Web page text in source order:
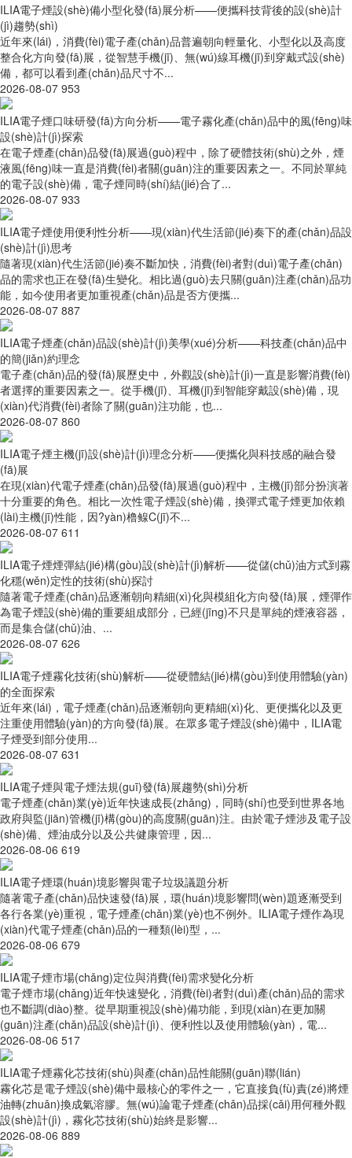
ILIA電子煙設(shè)備小型化發(fā)展分析——便攜科技背後的設(shè)計
(jì)趨勢(shì)
近年來(lái)，消費(fèi)電子產(chǎn)品普遍朝向輕量化、小型化以及高度
整合化方向發(fā)展，從智慧手機(jī)、無(wú)線耳機(jī)到穿戴式設(shè)
備，都可以看到產(chǎn)品尺寸不...
2026-08-07 953
ILIA電子煙口味研發(fā)方向分析——電子霧化產(chǎn)品中的風(fēng)味
設(shè)計(jì)探索
在電子煙產(chǎn)品發(fā)展過(guò)程中，除了硬體技術(shù)之外，煙
液風(fēng)味一直是消費(fèi)者關(guān)注的重要因素之一。不同於單純
的電子設(shè)備，電子煙同時(shí)結(jié)合了...
2026-08-07 933
ILIA電子煙使用便利性分析——現(xiàn)代生活節(jié)奏下的產(chǎn)品設
(shè)計(jì)思考
隨著現(xiàn)代生活節(jié)奏不斷加快，消費(fèi)者對(duì)電子產(chǎn)
品的需求也正在發(fā)生變化。相比過(guò)去只關(guān)注產(chǎn)品功
能，如今使用者更加重視產(chǎn)品是否方便攜...
2026-08-07 887
ILIA電子煙產(chǎn)品設(shè)計(jì)美學(xué)分析——科技產(chǎn)品中
的簡(jiǎn)約理念
電子產(chǎn)品的發(fā)展歷史中，外觀設(shè)計(jì)一直是影響消費(fèi)
者選擇的重要因素之一。從手機(jī)、耳機(jī)到智能穿戴設(shè)備，現
(xiàn)代消費(fèi)者除了關(guān)注功能，也...
2026-08-07 860
ILIA電子煙主機(jī)設(shè)計(jì)理念分析——便攜化與科技感的融合發
(fā)展
在現(xiàn)代電子煙產(chǎn)品發(fā)展過(guò)程中，主機(jī)部分扮演著
十分重要的角色。相比一次性電子煙設(shè)備，換彈式電子煙更加依賴
(lài)主機(jī)性能，因?yàn)橹鳈C(jī)不...
2026-08-07 611
ILIA電子煙煙彈結(jié)構(gòu)設(shè)計(jì)解析——從儲(chǔ)油方式到霧
化穩(wěn)定性的技術(shù)探討
隨著電子煙產(chǎn)品逐漸朝向精細(xì)化與模組化方向發(fā)展，煙彈作
為電子煙設(shè)備的重要組成部分，已經(jīng)不只是單純的煙液容器，
而是集合儲(chǔ)油、...
2026-08-07 626
ILIA電子煙霧化技術(shù)解析——從硬體結(jié)構(gòu)到使用體驗(yàn)
的全面探索
近年來(lái)，電子煙產(chǎn)品逐漸朝向更精細(xì)化、更便攜化以及更
注重使用體驗(yàn)的方向發(fā)展。在眾多電子煙設(shè)備中，ILIA電
子煙受到部分使用...
2026-08-07 631
ILIA電子煙與電子煙法規(guī)發(fā)展趨勢(shì)分析
電子煙產(chǎn)業(yè)近年快速成長(zhǎng)，同時(shí)也受到世界各地
政府與監(jiān)管機(jī)構(gòu)的高度關(guān)注。由於電子煙涉及電子設
(shè)備、煙油成分以及公共健康管理，因...
2026-08-06 619
ILIA電子煙環(huán)境影響與電子垃圾議題分析
隨著電子產(chǎn)品快速發(fā)展，環(huán)境影響問(wèn)題逐漸受到
各行各業(yè)重視，電子煙產(chǎn)業(yè)也不例外。ILIA電子煙作為現
(xiàn)代電子煙產(chǎn)品的一種類(lèi)型，...
2026-08-06 679
ILIA電子煙市場(chǎng)定位與消費(fèi)需求變化分析
電子煙市場(chǎng)近年快速變化，消費(fèi)者對(duì)產(chǎn)品的需求
也不斷調(diào)整。從早期重視設(shè)備功能，到現(xiàn)在更加關
(guān)注產(chǎn)品設(shè)計(jì)、便利性以及使用體驗(yàn)，電...
2026-08-06 517
ILIA電子煙霧化芯技術(shù)與產(chǎn)品性能關(guān)聯(lián)
霧化芯是電子煙設(shè)備中最核心的零件之一，它直接負(fù)責(zé)將煙
油轉(zhuǎn)換成氣溶膠。無(wú)論電子煙產(chǎn)品採(cǎi)用何種外觀
設(shè)計(jì)，霧化芯技術(shù)始終是影響...
2026-08-06 889